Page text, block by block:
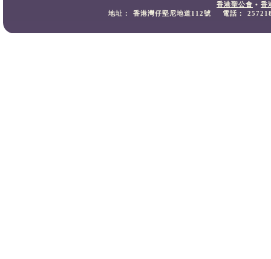
香港聖公會 • 香
地址：
香港灣仔堅尼地道112號 電話：